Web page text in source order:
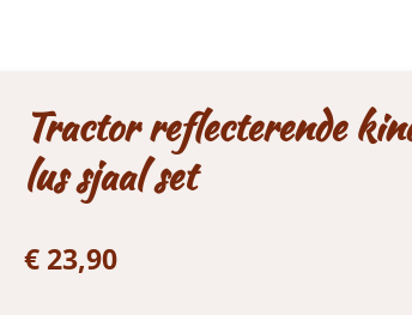
Tractor reflecterende
lus sjaal set
€ 23,90